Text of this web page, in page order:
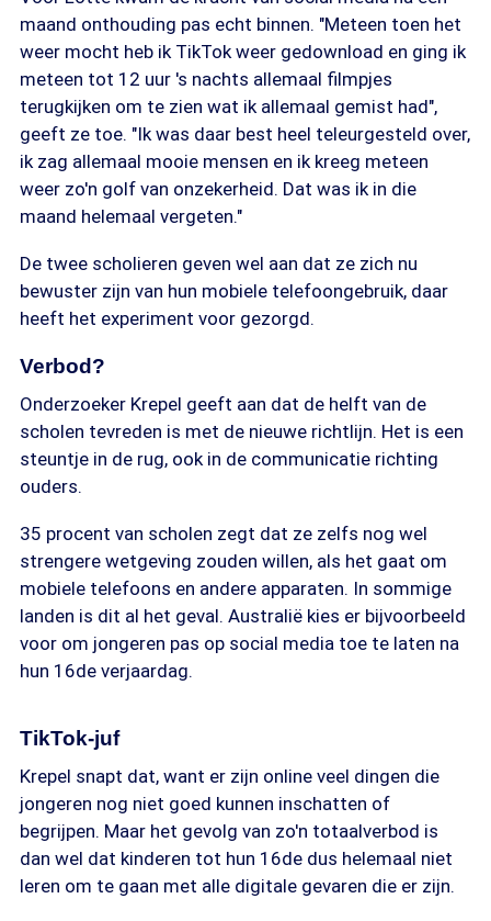
maand onthouding pas echt binnen. "Meteen toen het
weer mocht heb ik TikTok weer gedownload en ging ik
meteen tot 12 uur 's nachts allemaal filmpjes
terugkijken om te zien wat ik allemaal gemist had",
geeft ze toe. "Ik was daar best heel teleurgesteld over,
ik zag allemaal mooie mensen en ik kreeg meteen
weer zo'n golf van onzekerheid. Dat was ik in die
maand helemaal vergeten."
De twee scholieren geven wel aan dat ze zich nu
bewuster zijn van hun mobiele telefoongebruik, daar
heeft het experiment voor gezorgd.
Verbod?
Onderzoeker Krepel geeft aan dat de helft van de
scholen tevreden is met de nieuwe richtlijn. Het is een
steuntje in de rug, ook in de communicatie richting
ouders.
35 procent van scholen zegt dat ze zelfs nog wel
strengere wetgeving zouden willen, als het gaat om
mobiele telefoons en andere apparaten. In sommige
landen is dit al het geval. Australië kies er bijvoorbeeld
voor om jongeren pas op social media toe te laten na
hun 16de verjaardag.
TikTok-juf
Krepel snapt dat, want er zijn online veel dingen die
jongeren nog niet goed kunnen inschatten of
begrijpen. Maar het gevolg van zo'n totaalverbod is
dan wel dat kinderen tot hun 16de dus helemaal niet
leren om te gaan met alle digitale gevaren die er zijn.